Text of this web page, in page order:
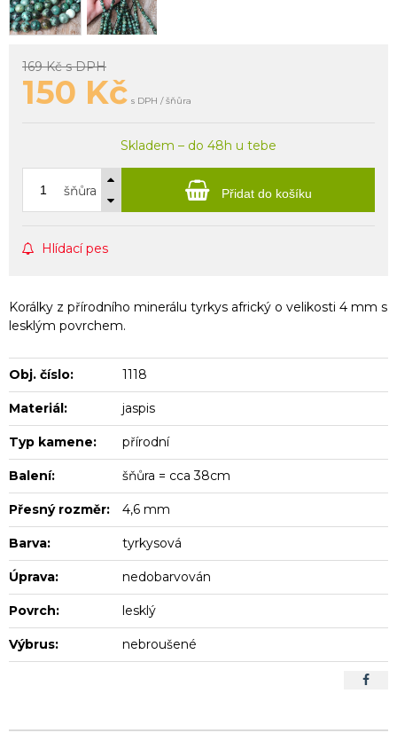
169 Kčs DPH
150 Kč s DPH / šňůra
Skladem – do 48h u tebe
šňůra Přidat do košíku
Hlídací pes
Korálky z přírodního minerálu tyrkys africký o velikosti 4 mm s
lesklým povrchem.
Obj. číslo: 1118
Materiál: jaspis
Typ kamene: přírodní
Balení: šňůra = cca 38cm
Přesný rozměr: 4,6 mm
Barva: tyrkysová
Úprava: nedobarvován
Povrch: lesklý
Výbrus: nebroušené